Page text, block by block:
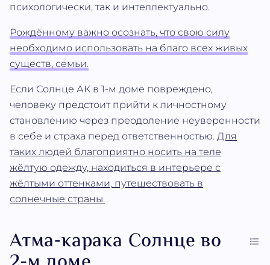
психологически, так и интеллектуально.
Рождённому важно осознать, что свою силу
необходимо использовать на благо всех живых
существ, семьи.
Если Солнце АК в 1-м доме повреждено,
человеку предстоит прийти к личностному
становлению через преодоление неуверенности
в себе и страха перед ответственностью. Для
таких людей благоприятно носить на теле
жёлтую одежду, находиться в интерьере с
жёлтыми оттенками, путешествовать в
солнечные страны.
Атма‐карака Солнце во